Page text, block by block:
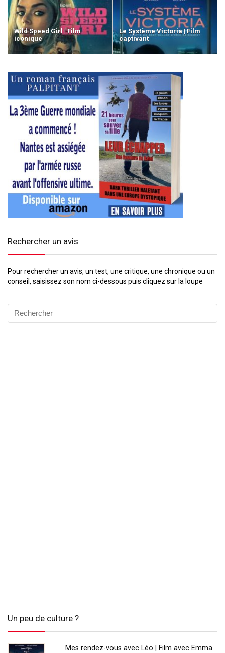
Wild Speed Girl | Film
iconique
Le Système Victoria | Film
captivant
Rechercher un avis
Pour rechercher un avis, un test, une critique, une chronique ou un
conseil, saisissez son nom ci-dessous puis cliquez sur la loupe
Un peu de culture ?
Mes rendez-vous avec Léo | Film avec Emma